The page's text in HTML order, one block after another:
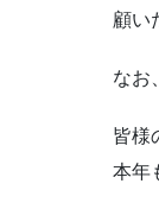
顧い
なお
皆様
本年